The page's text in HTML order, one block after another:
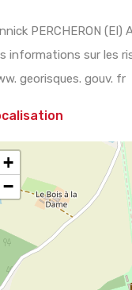
PERCHERON (EI)
informations sur les
georisques. gouv. fr
+
−